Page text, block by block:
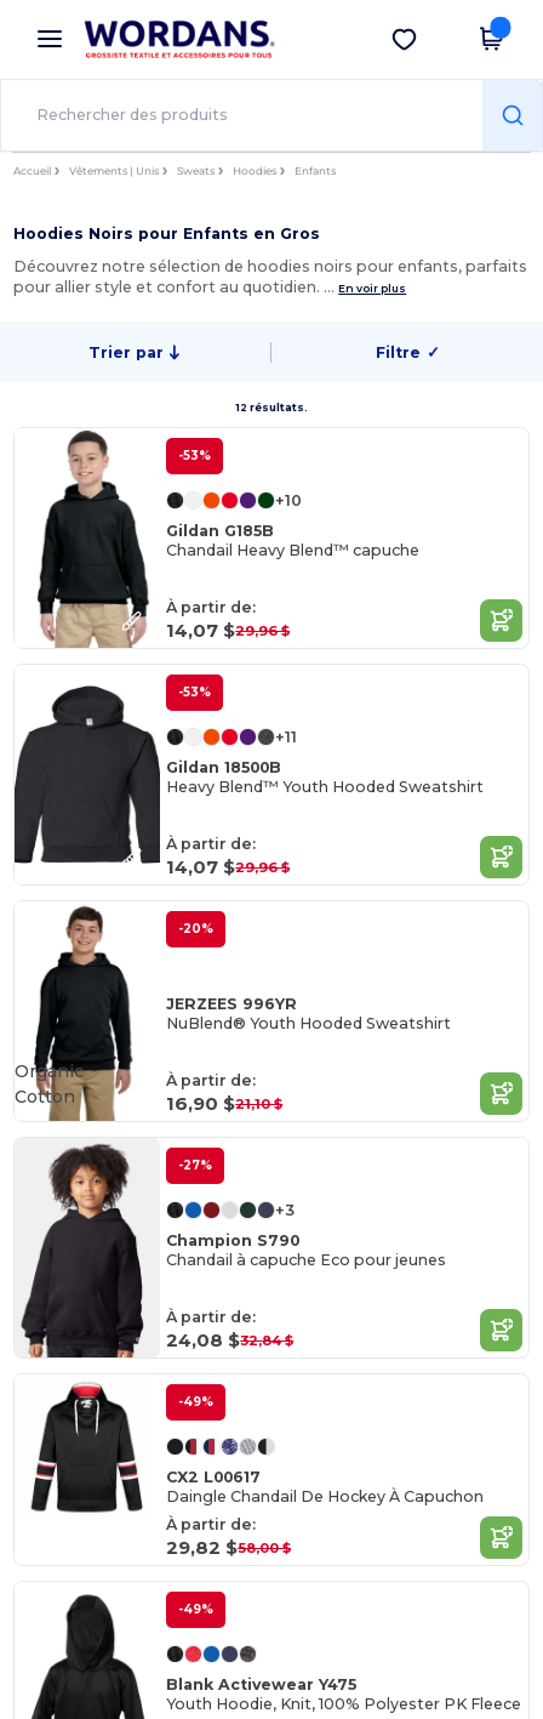
× Appli Wordans
Meilleurs prix sur l’app !
Obtenir l'appli
Accueil Vêtements | Unis Sweats Hoodies Enfants
Hoodies Noirs pour Enfants en Gros
Découvrez notre sélection de hoodies noirs pour enfants, parfaits
pour allier style et confort au quotidien. …En voir plus
Trier par Filtre ✓
12 résultats.
-53%
+10
Gildan G185B
Chandail Heavy Blend™ capuche
À partir de:
14,07 $29,96 $
-53%
+11
Gildan 18500B
Heavy Blend™ Youth Hooded Sweatshirt
À partir de:
14,07 $29,96 $
-20%
JERZEES 996YR
NuBlend® Youth Hooded Sweatshirt
À partir de:
16,90 $21,10 $
Organic
Cotton
-27%
+3
Champion S790
Chandail à capuche Eco pour jeunes
À partir de:
24,08 $32,84 $
-49%
CX2 L00617
Daingle Chandail De Hockey À Capuchon
À partir de:
29,82 $58,00 $
-49%
Blank Activewear Y475
Youth Hoodie, Knit, 100% Polyester PK Fleece